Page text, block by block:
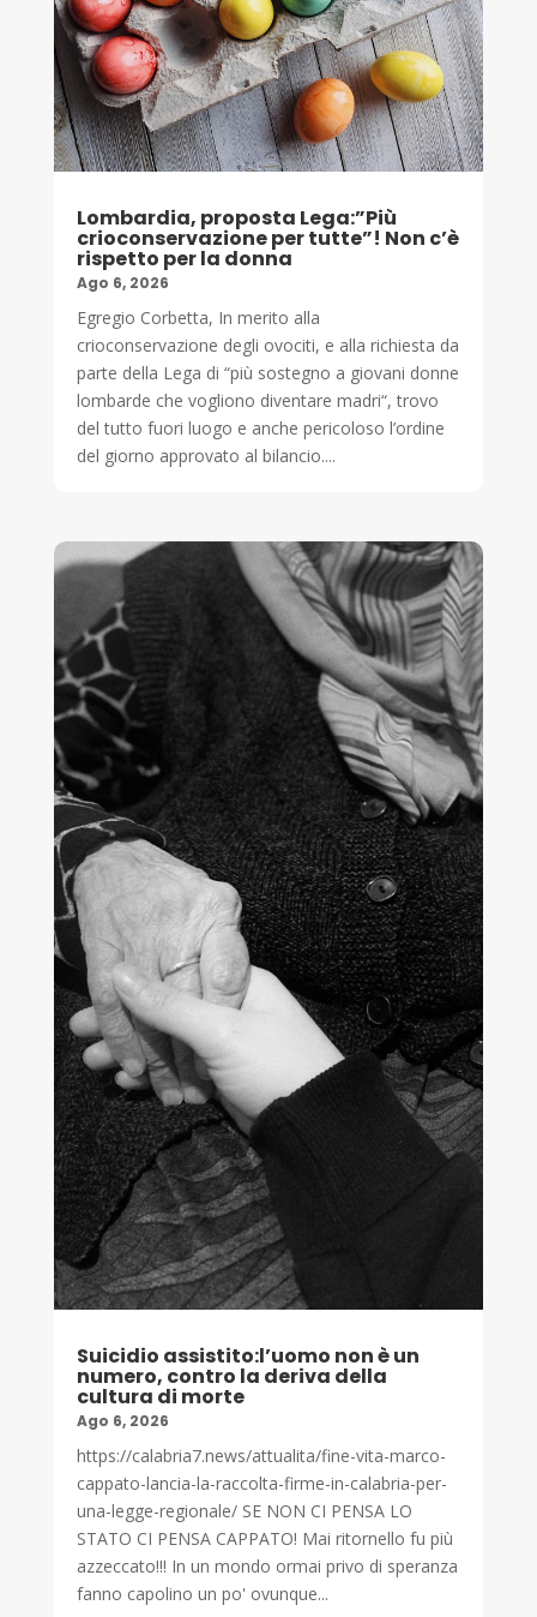
Lombardia, proposta Lega:”Più
crioconservazione per tutte”! Non c’è
rispetto per la donna
Ago 6, 2026
Egregio Corbetta, In merito alla
crioconservazione degli ovociti, e alla richiesta da
parte della Lega di “più sostegno a giovani donne
lombarde che vogliono diventare madri“, trovo
del tutto fuori luogo e anche pericoloso l’ordine
del giorno approvato al bilancio....
Suicidio assistito:l’uomo non è un
numero, contro la deriva della
cultura di morte
Ago 6, 2026
https://calabria7.news/attualita/fine-vita-marco-
cappato-lancia-la-raccolta-firme-in-calabria-per-
una-legge-regionale/ SE NON CI PENSA LO
STATO CI PENSA CAPPATO! Mai ritornello fu più
azzeccato!!! In un mondo ormai privo di speranza
fanno capolino un po' ovunque...